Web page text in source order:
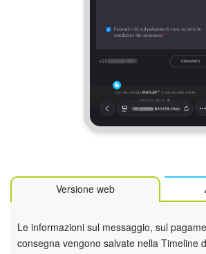
Versione web
Le informazioni sul messaggio, sul
consegna vengono salvate nella Timeline